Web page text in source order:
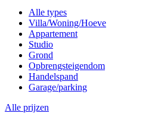
Alle types
Villa/Woning/Hoeve
Appartement
Studio
Grond
Opbrengsteigendom
Handelspand
Garage/parking
Alle prijzen